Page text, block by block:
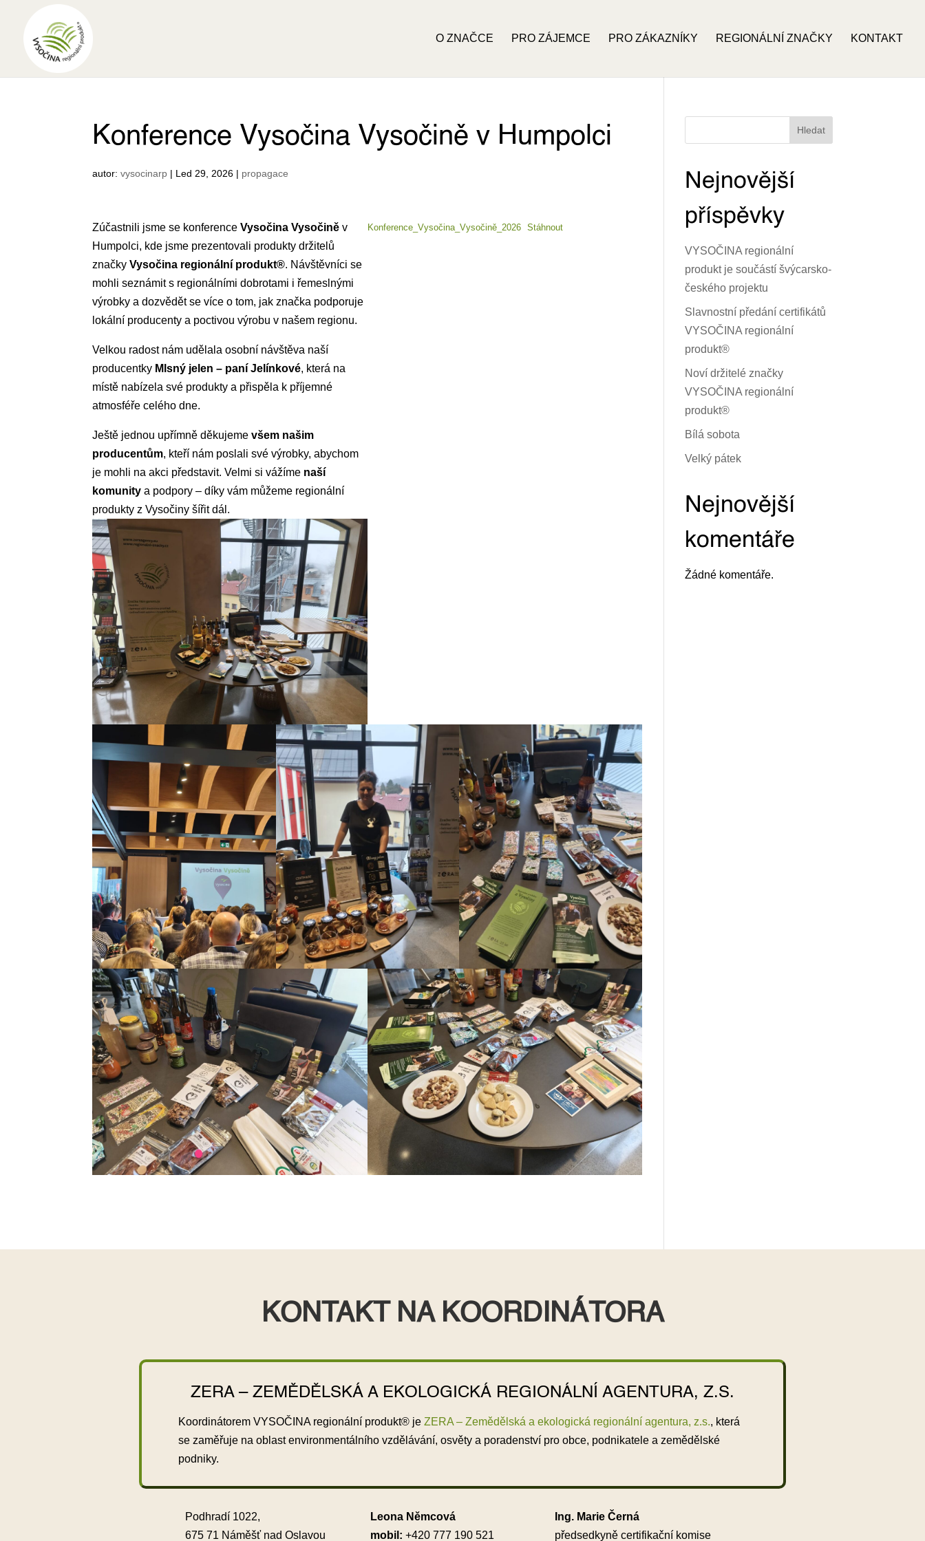
O ZNAČCE PRO ZÁJEMCE PRO ZÁKAZNÍKY REGIONÁLNÍ ZNAČKY KONTAKT
Konference Vysočina Vysočině v Humpolci
autor:vysocinarp | Led 29, 2026 | propagace
Zúčastnili jsme se konferenceVysočina Vysočině v
Humpolci, kde jsme prezentovali produkty držitelů
značkyVysočina regionální produkt®. Návštěvníci se
mohli seznámit s regionálními dobrotami i řemeslnými
výrobky a dozvědět se více o tom, jak značka podporuje
lokální producenty a poctivou výrobu v našem regionu.
Velkou radost nám udělala osobní návštěva naší
producentky Mlsný jelen – paní Jelínkové, která na
místě nabízela své produkty a přispěla k příjemné
atmosféře celého dne.
Ještě jednou upřímně děkujemevšem našim
producentům, kteří nám poslali své výrobky, abychom
je mohli na akci představit. Velmi si vážíme naší
komunity a podpory – díky vám můžeme regionální
produkty z Vysočiny šířit dál.
Konference_Vysočina_Vysočině_2026 Stáhnout
Hledat
Nejnovější
příspěvky
VYSOČINA regionální
produkt je součástí švýcarsko-
českého projektu
Slavnostní předání certifikátů
VYSOČINA regionální
produkt®
Noví držitelé značky
VYSOČINA regionální
produkt®
Bílá sobota
Velký pátek
Nejnovější
komentáře
Žádné komentáře.
KONTAKT NA KOORDINÁTORA
ZERA – ZEMĚDĚLSKÁ A EKOLOGICKÁ REGIONÁLNÍ AGENTURA, Z.S.
Koordinátorem VYSOČINA regionální produkt® jeZERA – Zemědělská a ekologická regionální agentura, z.s., která
se zaměřuje na oblast environmentálního vzdělávání, osvěty a poradenství pro obce, podnikatele a zemědělské
podniky.
Podhradí 1022,
675 71 Náměšť nad Oslavou
Leona Němcová
mobil: +420 777 190 521
Ing. Marie Černá
předsedkyně certifikační komise